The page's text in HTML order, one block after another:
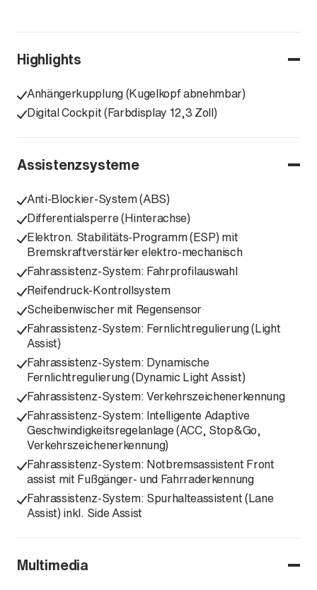
Highlights
Anhängerkupplung (Kugelkopf abnehmbar)
Digital Cockpit (Farbdisplay 12,3 Zoll)
Assistenzsysteme
Anti-Blockier-System (ABS)
Differentialsperre (Hinterachse)
Elektron. Stabilitäts-Programm (ESP) mit
Bremskraftverstärker elektro-mechanisch
Fahrassistenz-System: Fahrprofilauswahl
Reifendruck-Kontrollsystem
Scheibenwischer mit Regensensor
Fahrassistenz-System: Fernlichtregulierung (Light
Assist)
Fahrassistenz-System: Dynamische
Fernlichtregulierung (Dynamic Light Assist)
Fahrassistenz-System: Verkehrszeichenerkennung
Fahrassistenz-System: Intelligente Adaptive
Geschwindigkeitsregelanlage (ACC, Stop&Go,
Verkehrszeichenerkennung)
Fahrassistenz-System: Notbremsassistent Front
assist mit Fußgänger- und Fahrraderkennung
Fahrassistenz-System: Spurhalteassistent (Lane
Assist) inkl. Side Assist
Multimedia